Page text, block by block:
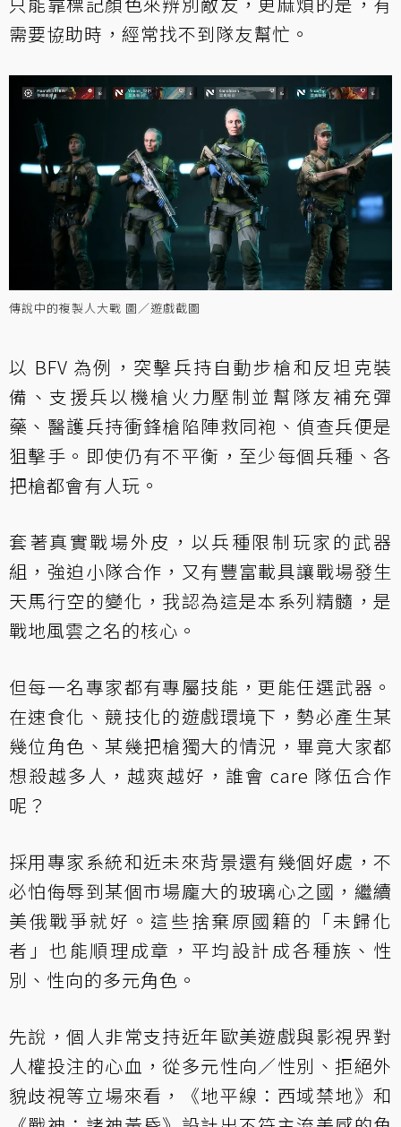
需要協助時，經常找不到隊友幫忙。
傳說中的複製人大戰 圖／遊戲截圖
以 BFV 為例，突擊兵持自動步槍和反坦克裝
備、支援兵以機槍火力壓制並幫隊友補充彈
藥、醫護兵持衝鋒槍陷陣救同袍、偵查兵便是
狙擊手。即使仍有不平衡，至少每個兵種、各
把槍都會有人玩。
套著真實戰場外皮，以兵種限制玩家的武器
組，強迫小隊合作，又有豐富載具讓戰場發生
天馬行空的變化，我認為這是本系列精髓，是
戰地風雲之名的核心。
但每一名專家都有專屬技能，更能任選武器。
在速食化、競技化的遊戲環境下，勢必產生某
幾位角色、某幾把槍獨大的情況，畢竟大家都
想殺越多人，越爽越好，誰會 care 隊伍合作
呢？
採用專家系統和近未來背景還有幾個好處，不
必怕侮辱到某個市場龐大的玻璃心之國，繼續
美俄戰爭就好。這些捨棄原國籍的「未歸化
者」也能順理成章，平均設計成各種族、性
別、性向的多元角色。
先說，個人非常支持近年歐美遊戲與影視界對
人權投注的心血，從多元性向／性別、拒絕外
貌歧視等立場來看，《地平線：西域禁地》和